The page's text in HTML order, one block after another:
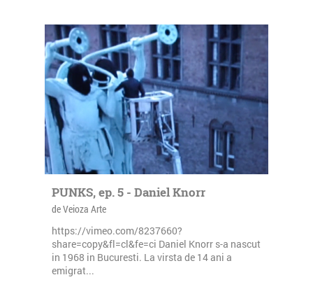
PUNKS, ep. 5 - Daniel Knorr
de Veioza Arte
https://vimeo.com/8237660?
share=copy&fl=cl&fe=ci Daniel Knorr s-a nascut
in 1968 in Bucuresti. La virsta de 14 ani a
emigrat...